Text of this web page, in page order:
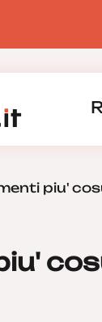
piu'